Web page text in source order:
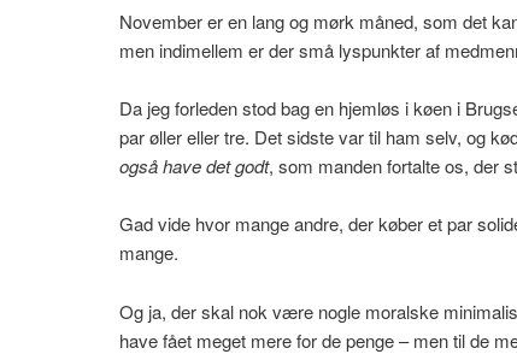
November er en lang og mørk måned, som det
men indimellem er der små lyspunkter af
Da jeg forleden stod bag en hjemløs i køen i
par øller eller tre. Det sidste var til ham selv, og
også have det godt, som manden fortalte os, der
Gad vide hvor mange andre, der køber et par
mange.
Og ja, der skal nok være nogle moralske
have fået meget mere for de penge – men til de